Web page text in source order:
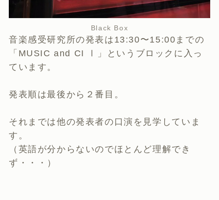
Black Box
音楽感受研究所の発表は13:30〜15:00までの
「MUSIC and CI Ⅰ」というブロックに入っ
ています。
発表順は最後から２番目。
それまでは他の発表者の口演を見学していま
す。
（英語が分からないのでほとんど理解でき
ず・・・）